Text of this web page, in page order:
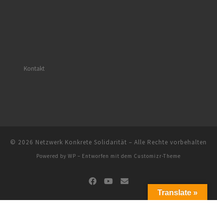
Kontakt
© 2026 Netzwerk Konkrete Solidarität – Alle Rechte vorbehalten
Powered by WP – Entworfen mit dem Customizr-Theme
Translate »